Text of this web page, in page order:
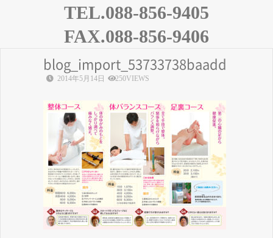
TEL.088-856-9405
FAX.088-856-9406
blog_import_53733738baadd
2014年5月14日 250VIEWS